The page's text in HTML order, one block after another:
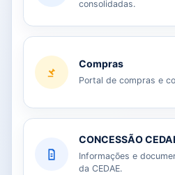
consolidadas.
Compras
Portal de compras e
CONCESSÃO
Informações e
da CEDAE.